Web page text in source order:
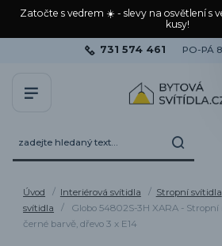
Zatočte s vedrem ☀️ - slevy na osvětlení s
kusy!
731 574 461 PO-PÁ
Úvod Interiérová svítidla Stropní svítidla
svítidla
Globo 54802S-3H XARA - Stropní
černé barvě, dřevo 3 x E14